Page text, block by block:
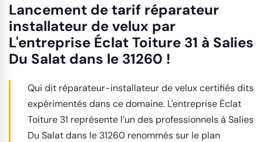
Lancement de tarif réparateur
installateur de velux par
L'entreprise Éclat Toiture 31 à Salies
Du Salat dans le 31260 !
Qui dit réparateur-installateur de velux certifiés dits
expérimentés dans ce domaine. L'entreprise Éclat
Toiture 31 représente l’un des professionnels à Salies
Du Salat dans le 31260 renommés sur le plan